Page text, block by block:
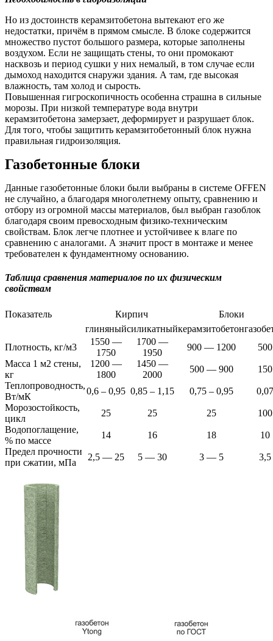
Но из достоинств керамзитобетона вытекают его же
недостатки, причём в прямом смысле. В блоке содержится
множество пустот большого размера, которые заполнены
воздухом. Если не защищать стены, то они промокают
насквозь и период сушки у них немалый, в том случае если
дымоход находится снаружи здания. А там, где высокая
влажность, там холод и сырость.
Повышенная гигроскопичность особенна страшна в сильные
морозы. При низкой температуре вода внутри
керамзитобетона замерзает, деформирует и разрушает блок.
Для того, чтобы защитить керамзитобетонный блок нужна
правильная гидроизоляция.
Газобетонные блоки
Данные газобетонные блоки были выбраны в системе OFFEN
не случайно, а благодаря многолетнему опыту, сравнению и
отбору из огромной массы материалов, был выбран газоблок
благодаря своим превосходным физико-техническим
свойствам. Блок легче плотнее и устойчивее к влаге по
сравнению с аналогами. А значит прост в монтаже и менее
требователен к фундаментному основанию.
Таблица сравнения материалов по их физическим
свойствам
Показатель Кирпич
Блоки
глиняныйсиликатныйкерамзитобетон
Плотность, кг/м3
1550 —
1750
1700 —
1950
900 — 1200
500
Масса 1 м2 стены,
кг
1200 —
1800
1450 —
2000
500 — 900
150
Теплопроводность,
Вт/мК
0,6 – 0,95 0,85 – 1,15 0,75 – 0,95
0,07
Морозостойкость,
цикл
25 25 25
100
Водопоглащение,
% по массе
14 16 18
10
Предел прочности
при сжатии, мПа
2,5 — 25 5 — 30 3 — 5 3,5